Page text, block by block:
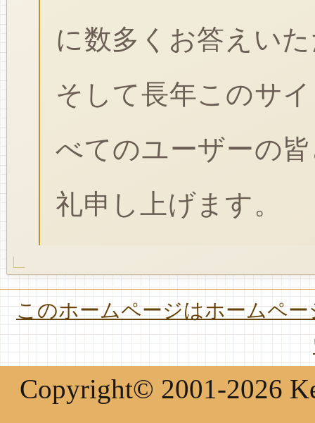
に数多くお答えい
そして長年このサ
べてのユーザーの
礼申し上げます。
このホームページはホームペ
Copyright© 2001-2026